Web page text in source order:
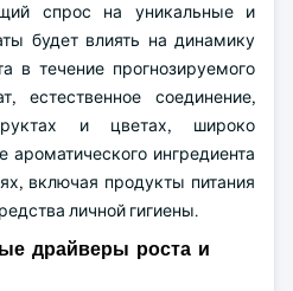
спрос на уникальные и
будет влиять на динамику
в течение прогнозируемого
естественное соединение,
и цветах, широко
ароматического ингредиента
включая продукты питания
личной гигиены.
драйверы роста и